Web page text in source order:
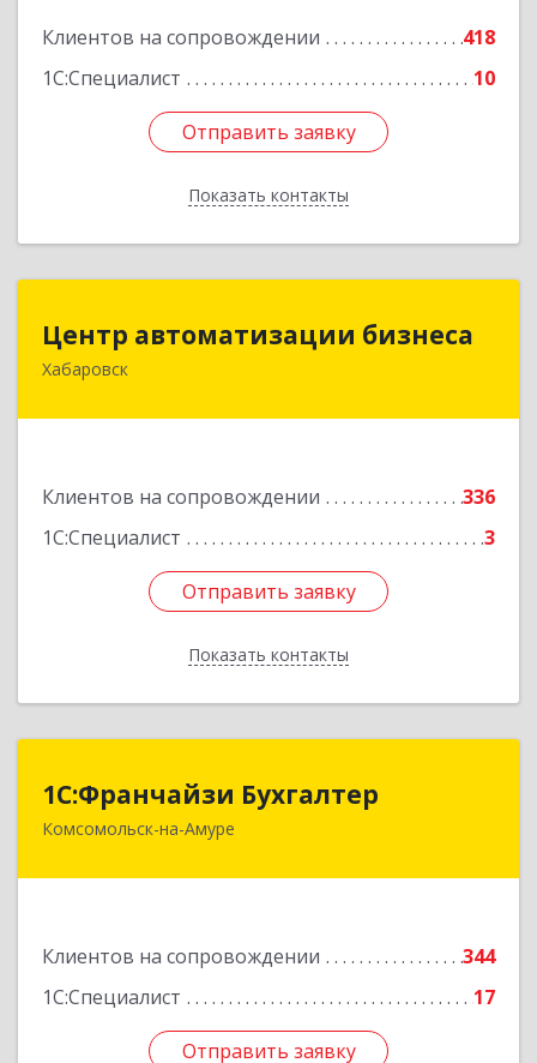
Клиентов на сопровождении
418
1С:Специалист
10
Отправить заявку
Показать контакты
Отправить заявку
Назад
Центр автоматизации бизнеса
Хабаровск
Клиентов на сопровождении
336
1С:Специалист
3
Отправить заявку
Показать контакты
Центр автоматизации бизнеса
680030, Хабаровский край, Хабаровск г, Ленина
Отправить заявку
Назад
1С:Франчайзи Бухгалтер
Комсомольск-на-Амуре
Клиентов на сопровождении
344
1С:Специалист
17
Отправить заявку
1С:Франчайзи Бухгалтер
681000, Хабаровский край, Комсомольск-на-
Подробнее
Отправить заявку